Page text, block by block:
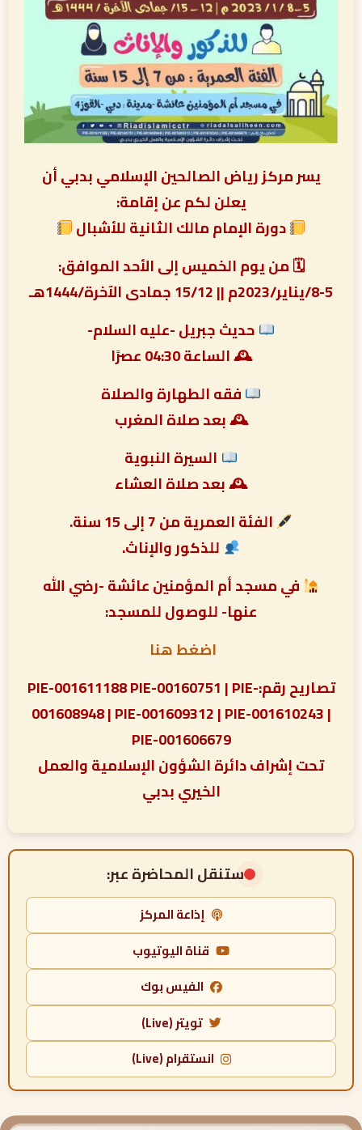
يسر مركز رياض الصالحين الإسلامي بدبي أن
يعلن لكم عن إقامة:
دورة الإمام مالك الثانية للأشبال
🗓 من يوم الخميس إلى الأحد الموافق:
8-5/يناير/2023م || 15/12 جمادى الآخرة/1444هـ
حديث جبريل -عليه السلام-
🕰 الساعة 04:30 عصرًا
فقه الطهارة والصلاة
🕰 بعد صلاة المغرب
السيرة النبوية
🕰 بعد صلاة العشاء
الفئة العمرية من 7 إلى 15 سنة.
للذكور والإناث.
في مسجد أم المؤمنين عائشة -رضي الله
عنها- للوصول للمسجد:
اضغط هنا
تصاريح رقم:PIE-001611188 PIE-00160751 | PIE-
001608948 | PIE-001609312 | PIE-001610243 |
PIE-001606679
تحت إشراف دائرة الشؤون الإسلامية والعمل
الخيري بدبي
ستنقل المحاضرة عبر:
إذاعة المركز
قناة اليوتيوب
الفيس بوك
تويتر (Live)
انستقرام (Live)